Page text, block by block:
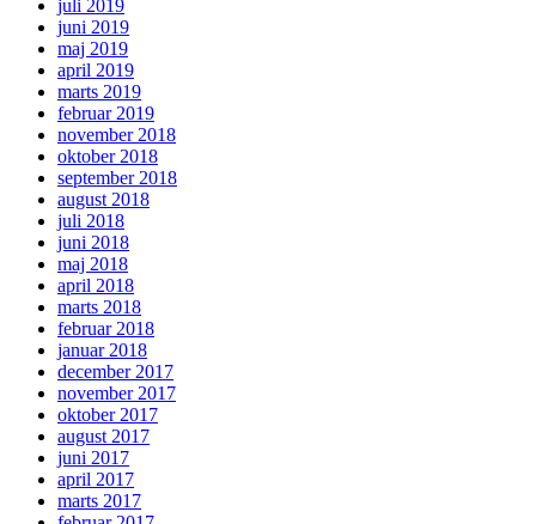
juli 2019
juni 2019
maj 2019
april 2019
marts 2019
februar 2019
november 2018
oktober 2018
september 2018
august 2018
juli 2018
juni 2018
maj 2018
april 2018
marts 2018
februar 2018
januar 2018
december 2017
november 2017
oktober 2017
august 2017
juni 2017
april 2017
marts 2017